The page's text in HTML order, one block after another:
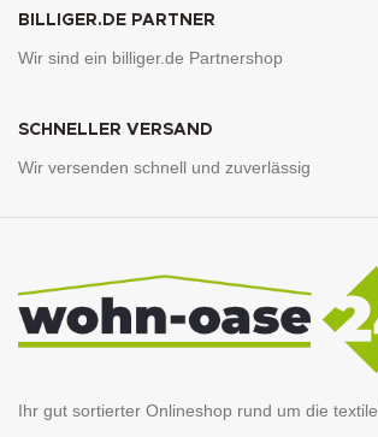
BILLIGER.DE PARTNER
Wir sind ein billiger.de Partnershop
SCHNELLER VERSAND
Wir versenden schnell und zuverlässig
Ihr gut sortierter Onlineshop rund um die